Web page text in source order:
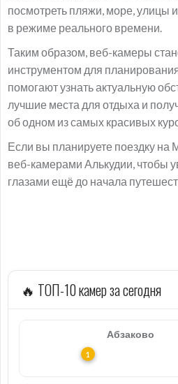
посмотреть пляжи, море, улицы
в режиме реального времени.
Таким образом, веб-камеры
инструментом для
помогают узнать актуальную
лучшие места для отдыха и
об одном из самых красивых
Если вы планируете поездку на
веб-камерами Алькудии, чтобы
глазами ещё до начала
🔥 ТОП-10 камер за сегодня
Абзаково